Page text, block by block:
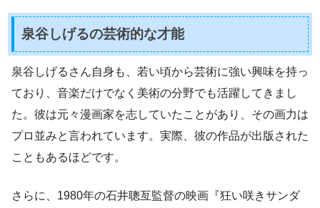
泉谷しげるの芸術的な才能
泉谷しげるさん自身も、若い頃から芸術に強い興味を持っ
ており、音楽だけでなく美術の分野でも活躍してきまし
た。彼は元々漫画家を志していたことがあり、その画力は
プロ並みと言われています。実際、彼の作品が出版された
こともあるほどです。
さらに、1980年の石井聰亙監督の映画『狂い咲きサンダ